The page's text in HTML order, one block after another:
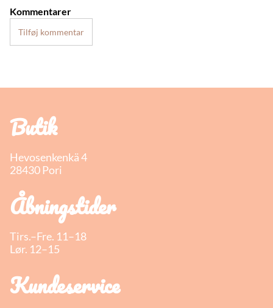
Kommentarer
Tilføj kommentar
Butik
Hevosenkenkä 4
28430 Pori
Åbningstider
Tirs.–Fre. 11–18
Lør. 12–15
Kundeservice